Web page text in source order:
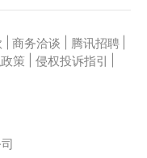
商务洽谈 腾讯招聘
策 侵权投诉指引